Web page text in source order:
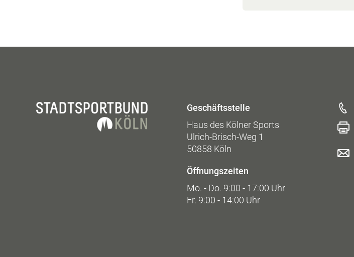
Geschäftsstelle
Haus des Kölner Sports
Ulrich-Brisch-Weg 1
50858 Köln
Öffnungszeiten
Mo. - Do. 9:00 - 17:00 Uhr
Fr. 9:00 - 14:00 Uhr